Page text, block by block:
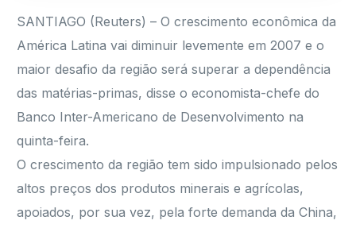
SANTIAGO (Reuters) – O crescimento econômica da
América Latina vai diminuir levemente em 2007 e o
maior desafio da região será superar a dependência
das matérias-primas, disse o economista-chefe do
Banco Inter-Americano de Desenvolvimento na
quinta-feira.
O crescimento da região tem sido impulsionado pelos
altos preços dos produtos minerais e agrícolas,
apoiados, por sua vez, pela forte demanda da China,